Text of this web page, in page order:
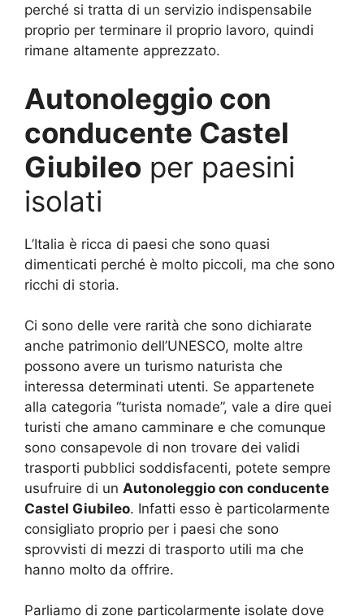
perché si tratta di un servizio indispensabile
proprio per terminare il proprio lavoro, quindi
rimane altamente apprezzato.
Autonoleggio con
conducente Castel
Giubileo per paesini
isolati
L’Italia è ricca di paesi che sono quasi
dimenticati perché è molto piccoli, ma che sono
ricchi di storia.
Ci sono delle vere rarità che sono dichiarate
anche patrimonio dell’UNESCO, molte altre
possono avere un turismo naturista che
interessa determinati utenti. Se appartenete
alla categoria “turista nomade”, vale a dire quei
turisti che amano camminare e che comunque
sono consapevole di non trovare dei validi
trasporti pubblici soddisfacenti, potete sempre
usufruire di un Autonoleggio con conducente
Castel Giubileo. Infatti esso è particolarmente
consigliato proprio per i paesi che sono
sprovvisti di mezzi di trasporto utili ma che
hanno molto da offrire.
Parliamo di zone particolarmente isolate dove